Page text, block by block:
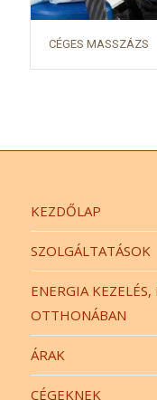
CÉGES MASSZÁZS
KEZDŐLAP
SZOLGÁLTATÁSOK
ENERGIA
OTTHONÁBAN
ÁRAK
CÉGEKNEK